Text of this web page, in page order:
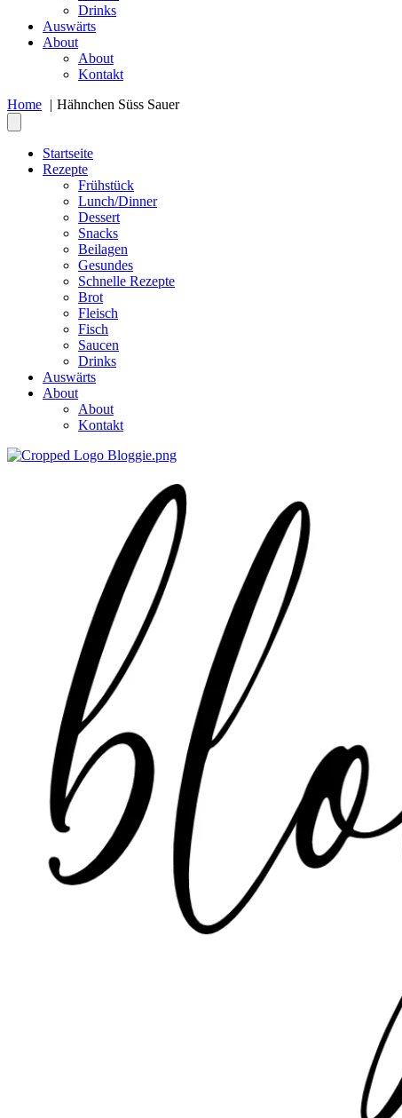
Drinks
Auswärts
About
About
Kontakt
Home
Hähnchen Süss Sauer
Startseite
Rezepte
Frühstück
Lunch/Dinner
Dessert
Snacks
Beilagen
Gesundes
Schnelle Rezepte
Brot
Fleisch
Fisch
Saucen
Drinks
Auswärts
About
About
Kontakt